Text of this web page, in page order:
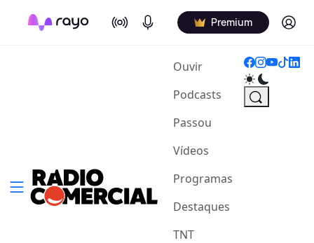
On Air Podcasts Premium Log in
Ouvir(current)
Podcasts
Passou
Vídeos
Programas
Destaques
TNT